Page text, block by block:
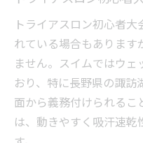
トライアスロン初心者
れている場合もあります
ません。スイムではウ
おり、特に長野県の諏
面から義務付けられるこ
は、動きやすく吸汗速